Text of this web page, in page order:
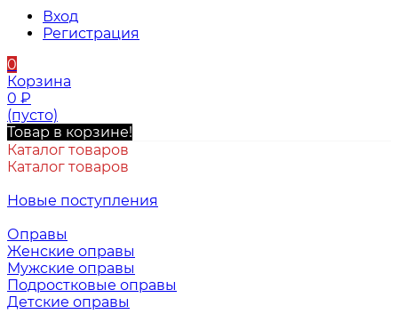
Вход
Регистрация
0
Корзина
0 ₽
(пусто)
Товар в корзине!
Каталог товаров
Каталог товаров
Новые поступления
Оправы
Женские оправы
Мужские оправы
Подростковые оправы
Детские оправы